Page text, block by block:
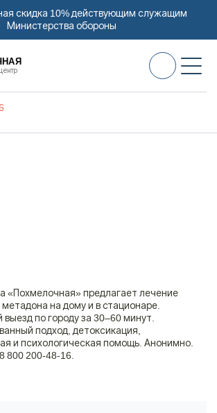
скидка 10% действующим служащим
Министерства обороны
«Похмелочная» предлагает лечение
на дому и в стационаре.
выезд по городу за 30–60 минут.
подход, детоксикация,
и психологическая помощь. Анонимно.
8 800 200-48-16